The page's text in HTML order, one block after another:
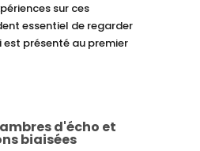
sur ces
essentiel de regarder
présenté au premier
d'écho et
biaisées